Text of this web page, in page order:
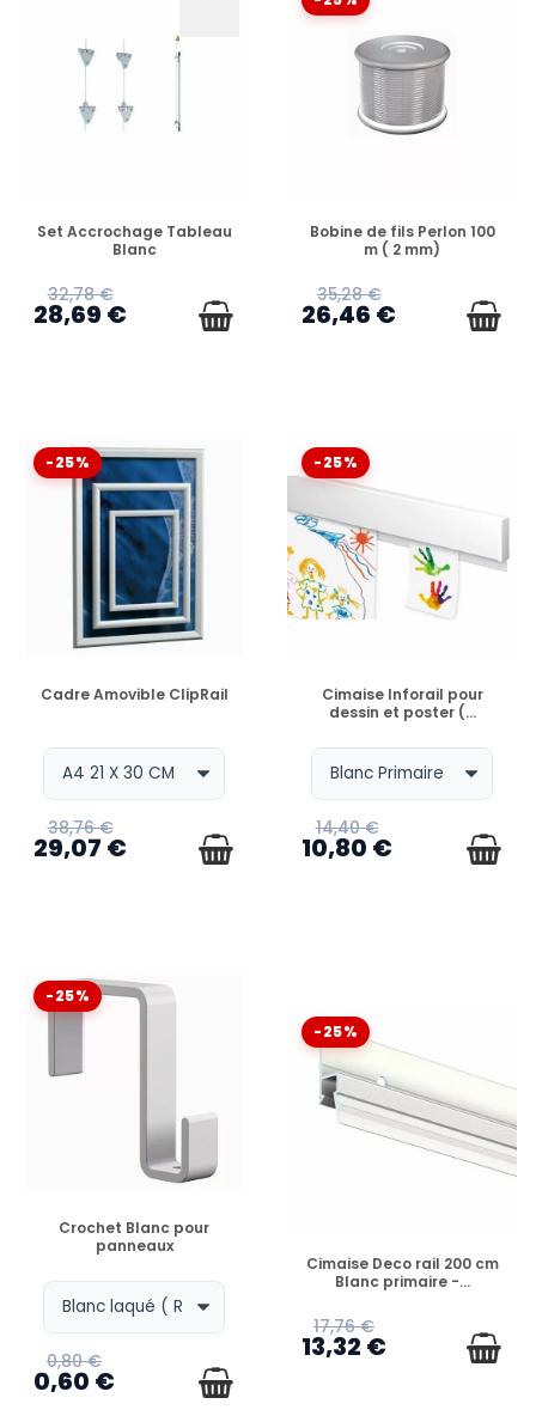
EN STOCK
Set Accrochage Tableau
Blanc
32,78 €
28,69 €
EN STOCK
Bobine de fils Perlon 100
m ( 2 mm)
35,28 €
26,46 €
-25%
EN STOCK
Cadre Amovible ClipRail
38,76 €
29,07 €
-25%
EN STOCK
Cimaise Inforail pour
dessin et poster (...
14,40 €
10,80 €
-25%
EN STOCK
Crochet Blanc pour
panneaux
0,80 €
0,60 €
-25%
EN STOCK
Cimaise Deco rail 200 cm
Blanc primaire -...
17,76 €
13,32 €